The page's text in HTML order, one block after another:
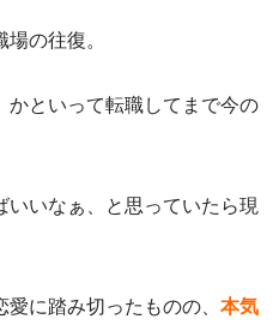
の往復。
かといって転職してまで今の
いいなぁ、と思っていたら現
に踏み切ったものの、 本気